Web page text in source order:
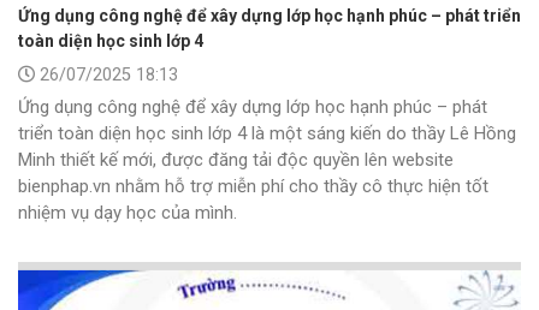
Ứng dụng công nghệ để xây dựng lớp học hạnh phúc – phát triển
toàn diện học sinh lớp 4
26/07/2025 18:13
Ứng dụng công nghệ để xây dựng lớp học hạnh phúc – phát
triển toàn diện học sinh lớp 4 là một sáng kiến do thầy Lê Hồng
Minh thiết kế mới, được đăng tải độc quyền lên website
bienphap.vn nhằm hỗ trợ miễn phí cho thầy cô thực hiện tốt
nhiệm vụ dạy học của mình.